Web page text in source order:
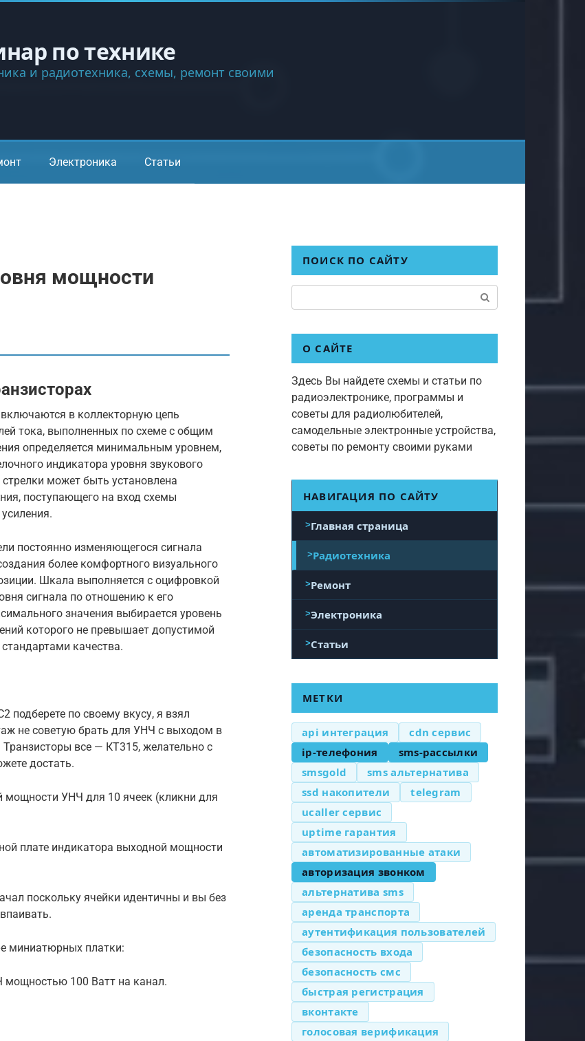
по технике
и радиотехника, схемы, ремонт своими
Электроника Статьи
мощности
в коллекторную цепь
тока, выполненных по схеме с общим
определяется минимальным уровнем,
индикатора уровня звукового
может быть установлена
поступающего на вход схемы
постоянно изменяющегося сигнала
более комфортного визуального
Шкала выполняется с оцифровкой
сигнала по отношению к его
значения выбирается уровень
которого не превышает допустимой
качества.
подберете по своему вкусу, я взял
не советую брать для УНЧ с выходом в
все — КТ315, желательно с
достать.
мощности УНЧ для 10 ячеек (кликни для
плате индикатора выходной мощности
поскольку ячейки идентичны и вы без
миниатюрных платки:
мощностью 100 Ватт на канал.
ПОИСК ПО САЙТУ
О САЙТЕ
Здесь Вы найдете схемы и статьи по
радиоэлектронике, программы и
советы для радиолюбителей,
самодельные электронные устройства,
советы по ремонту своими руками
НАВИГАЦИЯ ПО САЙТУ
Главная страница
Радиотехника
Ремонт
Электроника
Статьи
МЕТКИ
api интеграция
cdn сервис
ip-телефония
sms-рассылки
smsgold
sms альтернатива
ssd накопители
telegram
ucaller сервис
uptime гарантия
автоматизированные атаки
авторизация звонком
альтернатива sms
аренда транспорта
аутентификация пользователей
безопасность входа
безопасность смс
быстрая регистрация
вконтакте
голосовая верификация